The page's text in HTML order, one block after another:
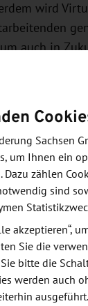
wird
auch in
gleichzeitig
Rhensius, der
Werks
höchste
Flexibilität. Ein
erlaubt
Produktivität
bis
Stephan
Sachsen
um Ihnen ein
Dazu zählen
sind
akzeptieren“,
Sie die
bitte die
werden auch
ausgeführt.